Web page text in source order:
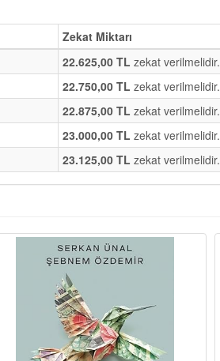
Zekat Miktarı
22.625,00 TL zekat verilmelidir.
22.750,00 TL zekat verilmelidir.
22.875,00 TL zekat verilmelidir.
23.000,00 TL zekat verilmelidir.
23.125,00 TL zekat verilmelidir.